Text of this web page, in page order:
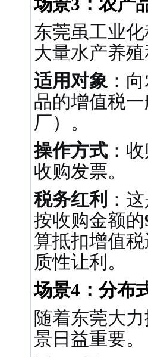
场景3：农产
东莞虽工业
大量水产养
适用对象：
品的增值税
厂）。
操作方式：
收购发票。
税务红利 ：
按收购金额的
算抵扣增值
质性让利。
场景4：分布
随着东莞大
景日益重要。